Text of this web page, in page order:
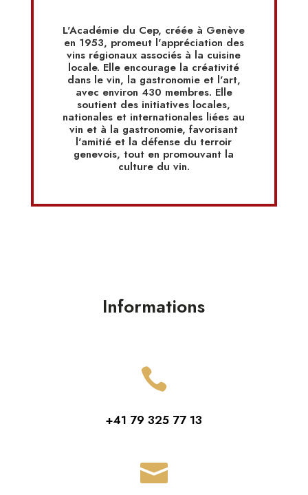
L'Académie du Cep, créée à Genève
en 1953, promeut l'appréciation des
vins régionaux associés à la cuisine
locale. Elle encourage la créativité
dans le vin, la gastronomie et l'art,
avec environ 430 membres. Elle
soutient des initiatives locales,
nationales et internationales liées au
vin et à la gastronomie, favorisant
l'amitié et la défense du terroir
genevois, tout en promouvant la
culture du vin.
Informations

+41 79 325 77 13
